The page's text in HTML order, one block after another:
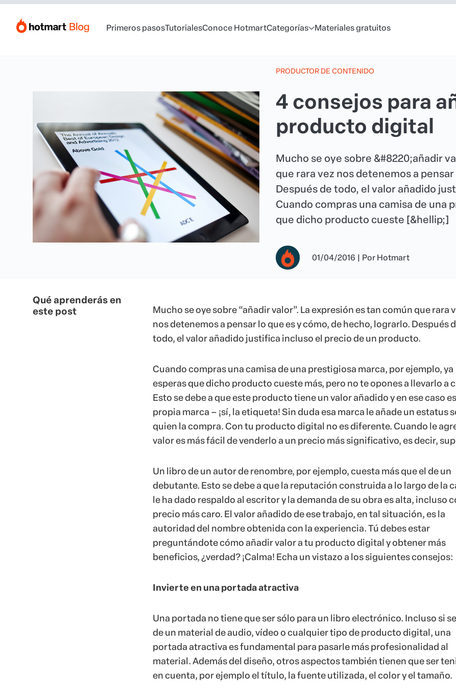
Primeros pasosTutorialesConoce HotmartCategorías Materiales gratuitos
PRODUCTOR DE CONTENIDO
4 consejos para
producto digital
Mucho se oye sobre &#8220;añadir
que rara vez nos detenemos a
Después de todo, el valor añadido
Cuando compras una camisa de una
que dicho producto cueste [&hellip;]
01/04/2016 | Por Hotmart
Qué aprenderás en
este post
Mucho se oye sobre “añadir valor”. La expresión es tan común que rara
nos detenemos a pensar lo que es y cómo, de hecho, lograrlo. Después
todo, el valor añadido justifica incluso el precio de un producto.
Cuando compras una camisa de una prestigiosa marca, por ejemplo, ya
esperas que dicho producto cueste más, pero no te opones a llevarlo a
Esto se debe a que este producto tiene un valor añadido y en ese caso
propia marca – ¡sí, la etiqueta! Sin duda esa marca le añade un estatus
quien la compra. Con tu producto digital no es diferente. Cuando le
valor es más fácil de venderlo a un precio más significativo, es decir,
Un libro de un autor de renombre, por ejemplo, cuesta más que el de un
debutante. Esto se debe a que la reputación construida a lo largo de la
le ha dado respaldo al escritor y la demanda de su obra es alta, incluso
precio más caro. El valor añadido de ese trabajo, en tal situación, es la
autoridad del nombre obtenida con la experiencia. Tú debes estar
preguntándote cómo añadir valor a tu producto digital y obtener más
beneficios, ¿verdad? ¡Calma! Echa un vistazo a los siguientes consejos:
Invierte en una portada atractiva
Una portada no tiene que ser sólo para un libro electrónico. Incluso si
de un material de audio, vídeo o cualquier tipo de producto digital, una
portada atractiva es fundamental para pasarle más profesionalidad al
material. Además del diseño, otros aspectos también tienen que ser
en cuenta, por ejemplo el título, la fuente utilizada, el color y el tamaño.